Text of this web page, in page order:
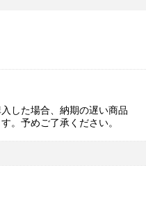
した場合、納期の遅い商品
。予めご了承ください。